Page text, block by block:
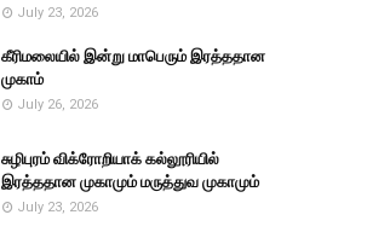
July 23, 2026
கீரிமலையில் இன்று மாபெரும் இரத்ததான
முகாம்
July 26, 2026
சுழிபுரம் விக்ரோறியாக் கல்லூரியில்
இரத்ததான முகாமும் மருத்துவ முகாமும்
July 23, 2026